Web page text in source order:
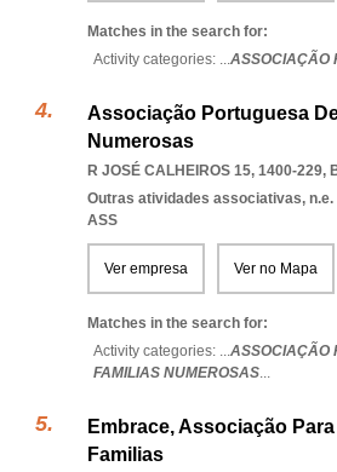
Matches in the search for:
Activity categories: ...ASSOCIAÇÃO
Associação Portuguesa
Numerosas
R JOSÉ CALHEIROS 15, 1400-229,
Outras atividades associativas, n.e.
ASS
Ver empresa Ver no Mapa
Matches in the search for:
Activity categories: ...ASSOCIAÇÃO
FAMILIAS NUMEROSAS...
Embrace, Associação
Familias